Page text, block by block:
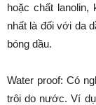
hoặc chất lanolin,
nhất là đối với da
bóng dầu.
Water proof: Có
trôi do nước. Ví